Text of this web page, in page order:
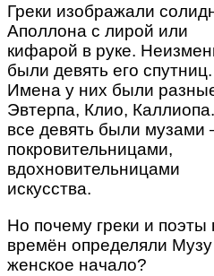
Греки изображали
Аполлона с лирой или
кифарой в руке.
были девять его спутниц.
Имена у них были
Эвтерпа, Клио,
все девять были
покровительницами,
вдохновительницами
искусства.
Но почему греки и поэты
времён определяли Музу
женское начало?